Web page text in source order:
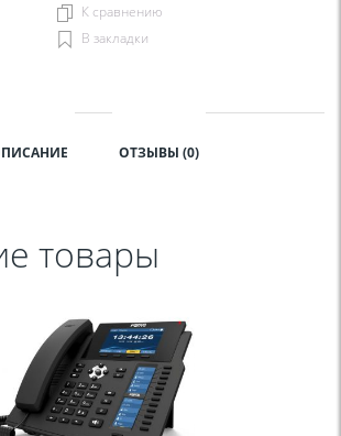
К сравнению
В закладки
ОТЗЫВЫ (0)
товары